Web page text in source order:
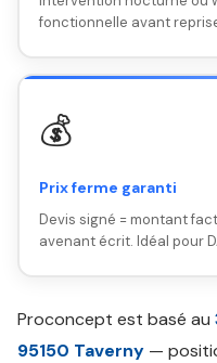
fonctionnelle avant
💰
Prix ferme garanti
Devis signé = montant
avenant écrit. Idéal pour
Proconcept est basé au
95150 Taverny —